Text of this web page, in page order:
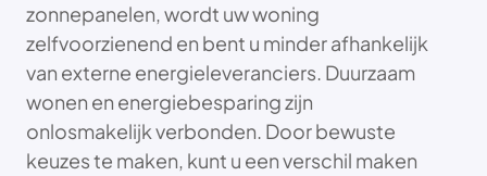
zonnepanelen, wordt uw woning
zelfvoorzienend en bent u minder afhankelijk
van externe energieleveranciers. Duurzaam
wonen en energiebesparing zijn
onlosmakelijk verbonden. Door bewuste
keuzes te maken, kunt u een verschil maken